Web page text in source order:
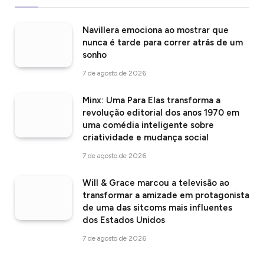
Navillera emociona ao mostrar que
nunca é tarde para correr atrás de um
sonho
7 de agosto de 2026
Minx: Uma Para Elas transforma a
revolução editorial dos anos 1970 em
uma comédia inteligente sobre
criatividade e mudança social
7 de agosto de 2026
Will & Grace marcou a televisão ao
transformar a amizade em protagonista
de uma das sitcoms mais influentes
dos Estados Unidos
7 de agosto de 2026